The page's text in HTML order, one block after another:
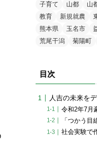
子育て
山都 山
教育
新規就農
熊本県
玉名市
荒尾干潟
菊陽町
目次
人吉の未来を
令和2年7月
「つかう目
社会実験で